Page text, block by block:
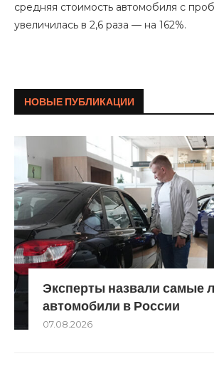
средняя стоимость автомобиля с
увеличилась в 2,6 раза — на 162%.
НОВЫЕ ПУБЛИКАЦИИ
Эксперты назвали самые
автомобили в России
07.08.2026